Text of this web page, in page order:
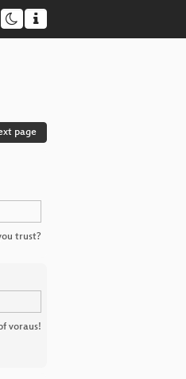
page
trust?
voraus!